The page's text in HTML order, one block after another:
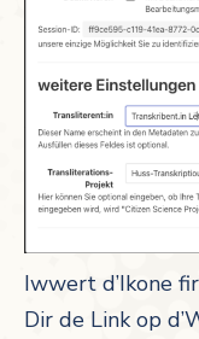
Iwwert d’Ikone
Dir de Link op